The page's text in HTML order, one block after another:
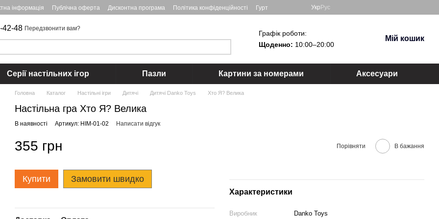
інформація Публічна оферта Дисконтна програма Політика конфіденційності Гурт Укр Рус
42-48 Передзвонити вам?
Графік роботи:
Щоденно: 10:00–20:00
Мій кошик
Серії настільних ігор Пазли Картини за номерами Аксесуари
Головна Каталог Настільні ігри Дитячі Дитячі Danko Toys Хто Я? Велика
Настільна гра Хто Я? Велика
В наявності Артикул: HIM-01-02 Написати відгук
355 грн Порівняти В бажання
Купити Замовити швидко
Характеристики
Виробник
Danko Toys